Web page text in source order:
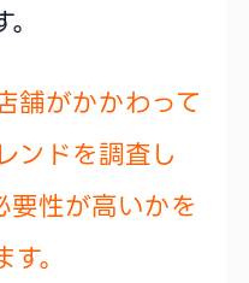
舗がかかわって
ンドを調査し
要性が高いかを
。